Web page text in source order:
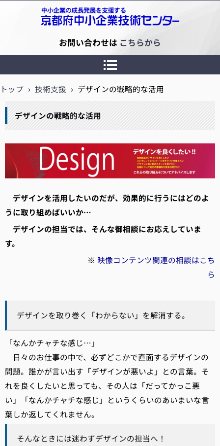
京都府中小企業技術センター
お問い合わせは こちらから
トップ › 技術支援 › デザインの戦略的な活用
デザインの戦略的な活用
デザインを活用したいのだが、効果的に行うにはどのよ
うに取り組めばいいか…
デザインの担当では、 そんな御相談にお応えしていま
す。
※ 映像コンテンツ関連の相談はこち
ら
デザインを取り巻く「わからない」を解消する。
「なんかチャチな感じ…」
日々のお仕事の中で、必ずどこかで直面するデザインの
問題。誰かが言い出す「デザインが悪いよ」との言葉。そ
れを良くしたいと思っても、その人は「だってかっこ悪
い」「なんかチャチな感じ」というくらいのあいまいな言
葉しか返してくれません。
そんなときには迷わずデザインの担当へ！